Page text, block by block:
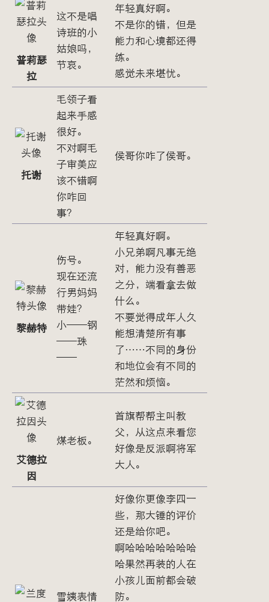
普莉瑟
拉
这不是唱
诗班的小
姑娘吗，
节哀。
年轻真好啊。
不是你的错，但是
能力和心境都还得
练。
感觉未来堪忧。
托谢
毛领子看
起来手感
很好。
不对啊毛
子审美应
该不错啊
你咋回
事？
侯哥你咋了侯哥。
黎赫特
伤号。
现在还流
行男妈妈
带娃？
小——钢
——珠
——
年轻真好啊。
小兄弟啊凡事无绝
对，能力没有善恶
之分，端看拿去做
什么。
不要觉得成年人久
能想清楚所有事
了……不同的身份
和地位会有不同的
茫然和烦恼。
艾德拉
因
煤老板。
首旗帮帮主叫教
父，从这点来看您
好像是反派啊将军
大人。
雪姨表情
好像你更像李四一
些，那大锤的评价
还是给你吧。
啊哈哈哈哈哈哈哈
哈果然再装的人在
小孩儿面前都会破
防。